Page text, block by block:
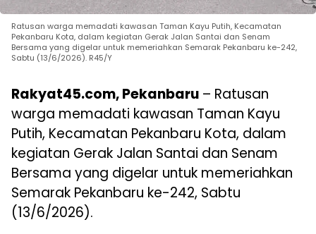
Ratusan warga memadati kawasan Taman Kayu Putih, Kecamatan
Pekanbaru Kota, dalam kegiatan Gerak Jalan Santai dan Senam
Bersama yang digelar untuk memeriahkan Semarak Pekanbaru ke-242,
Sabtu (13/6/2026). R45/Y
Rakyat45.com, Pekanbaru – Ratusan
warga memadati kawasan Taman Kayu
Putih, Kecamatan Pekanbaru Kota, dalam
kegiatan Gerak Jalan Santai dan Senam
Bersama yang digelar untuk memeriahkan
Semarak Pekanbaru ke-242, Sabtu
(13/6/2026).